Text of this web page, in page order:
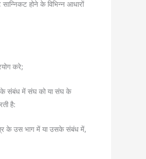
होने के विभिन्न आधारों
करे;
के संबंध में संघ को या संघ के
है:
के उस भाग में या उसके संबंध में,